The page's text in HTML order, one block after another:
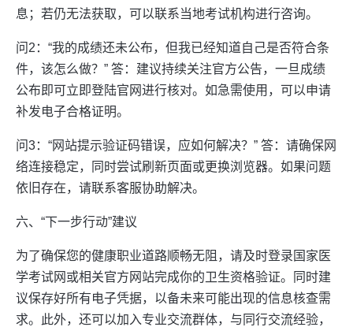
息；若仍无法获取，可以联系当地考试机构进行咨询。
问2：“我的成绩还未公布，但我已经知道自己是否符合条
件，该怎么做？” 答：建议持续关注官方公告，一旦成绩
公布即可立即登陆官网进行核对。如急需使用，可以申请
补发电子合格证明。
问3：“网站提示验证码错误，应如何解决？” 答：请确保网
络连接稳定，同时尝试刷新页面或更换浏览器。如果问题
依旧存在，请联系客服协助解决。
六、“下一步行动”建议
为了确保您的健康职业道路顺畅无阻，请及时登录国家医
学考试网或相关官方网站完成你的卫生资格验证。同时建
议保存好所有电子凭据，以备未来可能出现的信息核查需
求。此外，还可以加入专业交流群体，与同行交流经验，